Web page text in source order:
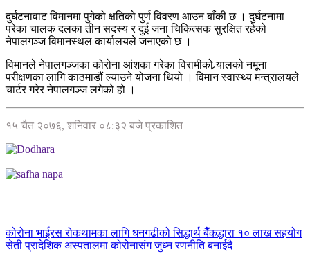
दुर्घटनावाट विमानमा पुगेको क्षतिको पुर्ण विवरण आउन बाँकी छ । दुर्घटनामा
परेका चालक दलका तीन सदस्य र दुई जना चिकित्सक सुरक्षित रहेको
नेपालगञ्ज विमानस्थल कार्यालयले जनाएको छ ।
विमानले नेपालगञ्जका कोरोना आंशका गरेका विरामीको र्‍यालको नमूना
परीक्षणका लागि काठमाडौं ल्याउने योजना थियो । विमान स्वास्थ्य मन्त्रालयले
चार्टर गरेर नेपालगञ्ज लगेको हो ।
१५ चैत २०७६, शनिवार ०८:३२ बजे प्रकाशित
कोरोना भाईरस रोकथामका लागि धनगढीको सिद्धार्थ बैँकद्धारा १० लाख सहयोग
सेती प्रादेशिक अस्पतालमा कोरोनासंग जुध्न रणनीति बनाईदै